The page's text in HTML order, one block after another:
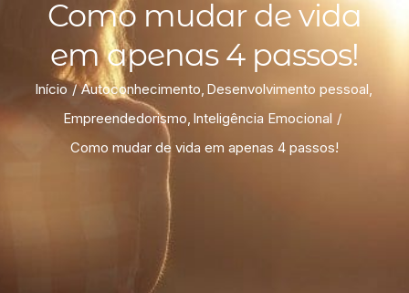
Como mudar de vida
em apenas 4 passos!
Início Autoconhecimento Desenvolvimento pessoal
Empreendedorismo Inteligência Emocional
Como mudar de vida em apenas 4 passos!